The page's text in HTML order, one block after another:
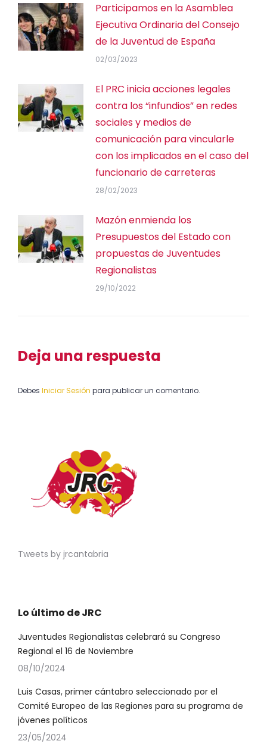
Participamos en la Asamblea
Ejecutiva Ordinaria del Consejo
de la Juventud de España
02/03/2023
El PRC inicia acciones legales
contra los “infundios” en redes
sociales y medios de
comunicación para vincularle
con los implicados en el caso del
funcionario de carreteras
28/02/2023
Mazón enmienda los
Presupuestos del Estado con
propuestas de Juventudes
Regionalistas
29/10/2022
Deja una respuesta
Debes Iniciar Sesión para publicar un comentario.
Tweets by jrcantabria
Lo último de JRC
Juventudes Regionalistas celebrará su Congreso
Regional el 16 de Noviembre
08/10/2024
Luis Casas, primer cántabro seleccionado por el
Comité Europeo de las Regiones para su programa de
jóvenes políticos
23/05/2024